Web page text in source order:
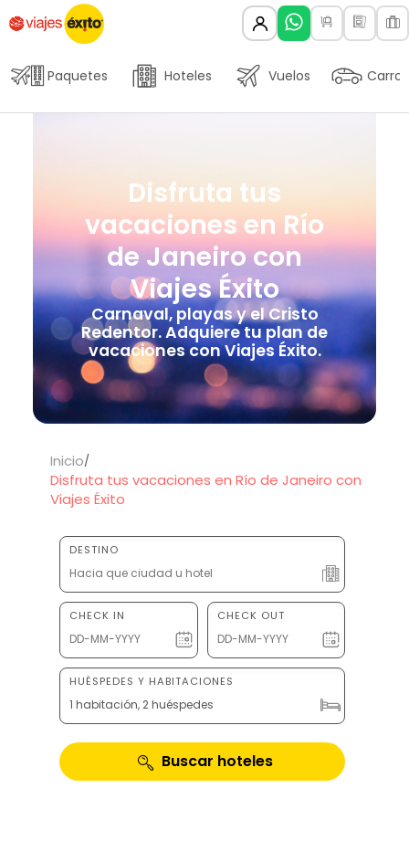
Paquetes Hoteles Vuelos Carros
Disfruta tus
vacaciones en Río
de Janeiro con
Viajes Éxito
Carnaval, playas y el Cristo
Redentor. Adquiere tu plan de
vacaciones con Viajes Éxito.
Inicio
Disfruta tus vacaciones en Río de Janeiro con
Viajes Éxito
DESTINO
CHECK IN CHECK OUT
HUÉSPEDES Y HABITACIONES
1 habitación, 2 huéspedes
Buscar hoteles